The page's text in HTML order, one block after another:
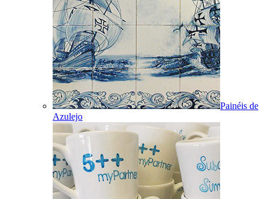
Painéis de
Azulejo